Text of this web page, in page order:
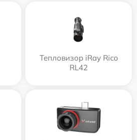
Тепловизор iRay Rico
RL42